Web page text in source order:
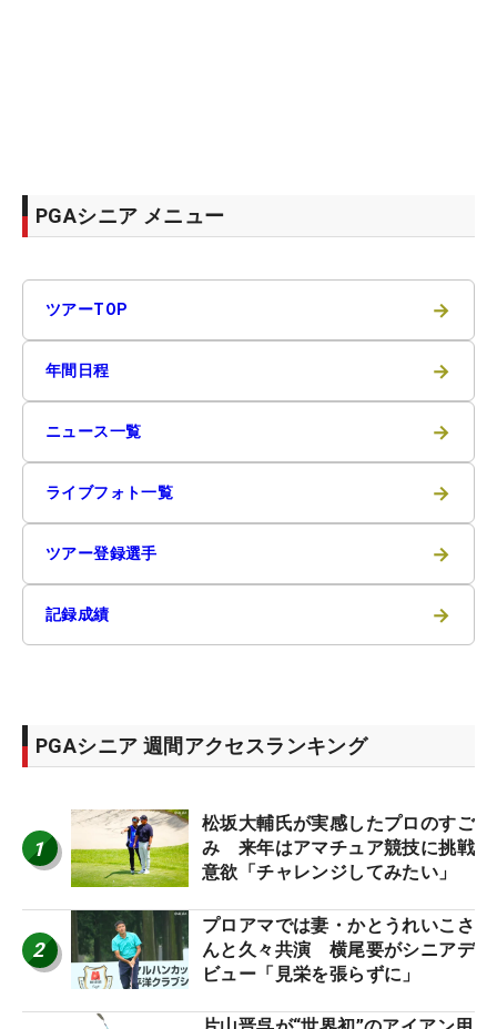
PGAシニア メニュー
ツアーTOP →
年間日程 →
ニュース一覧 →
ライブフォト一覧 →
ツアー登録選手 →
記録成績 →
PGAシニア 週間アクセスランキング
1
松坂大輔氏が実感したプロのすご
み 来年はアマチュア競技に挑戦
意欲「チャレンジしてみたい」
2
プロアマでは妻・かとうれいこさ
んと久々共演 横尾要がシニアデ
ビュー「見栄を張らずに」